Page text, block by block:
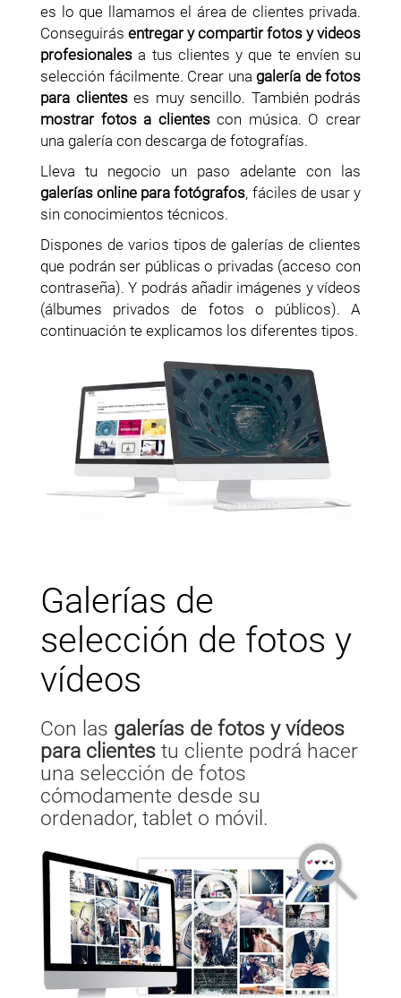
es lo que llamamos el área de clientes privada.
Conseguirás entregar y compartir fotos y videos
profesionales a tus clientes y que te envíen su
selección fácilmente. Crear una galería de fotos
para clienteses muy sencillo. También podrás
mostrar fotos a clientescon música. O crear
una galería con descarga de fotografías.
Lleva tu negocio un paso adelante con las
galerías online para fotógrafos, fáciles de usar y
sin conocimientos técnicos.
Dispones de varios tipos de galerías de clientes
que podrán ser públicas o privadas (acceso con
contraseña). Y podrás añadir imágenes y vídeos
(álbumes privados de fotos o públicos). A
continuación te explicamos los diferentes tipos.
Galerías de
selección de fotos y
vídeos
Con las galerías de fotos y vídeos
para clientes tu cliente podrá hacer
una selección de fotos
cómodamente desde su
ordenador, tablet o móvil.